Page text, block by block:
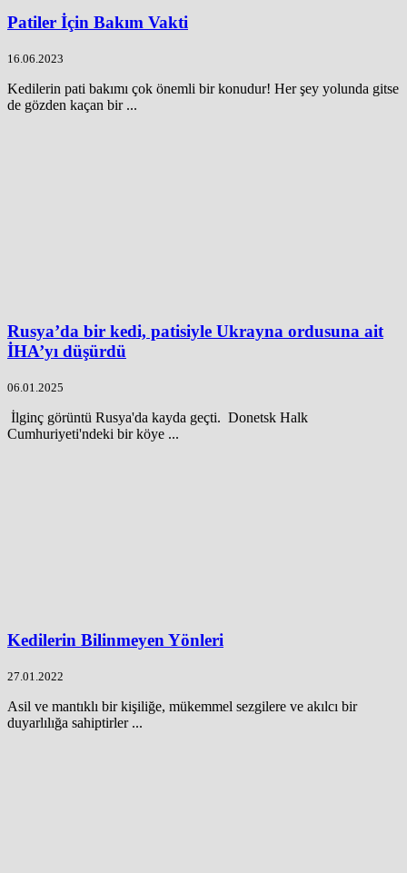
Patiler İçin Bakım Vakti
16.06.2023
Kedilerin pati bakımı çok önemli bir konudur! Her şey yolunda gitse
de gözden kaçan bir ...
Rusya’da bir kedi, patisiyle Ukrayna ordusuna ait
İHA’yı düşürdü
06.01.2025
İlginç görüntü Rusya'da kayda geçti. Donetsk Halk
Cumhuriyeti'ndeki bir köye ...
Kedilerin Bilinmeyen Yönleri
27.01.2022
Asil ve mantıklı bir kişiliğe, mükemmel sezgilere ve akılcı bir
duyarlılığa sahiptirler ...